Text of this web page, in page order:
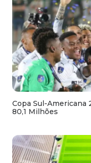
Copa Sul-Americana
80,1 Milhões